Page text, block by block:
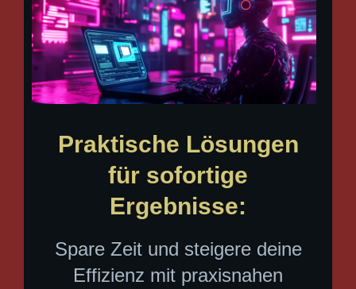
Praktische Lösungen
für sofortige
Ergebnisse:
Spare Zeit und steigere deine
Effizienz mit praxisnahen